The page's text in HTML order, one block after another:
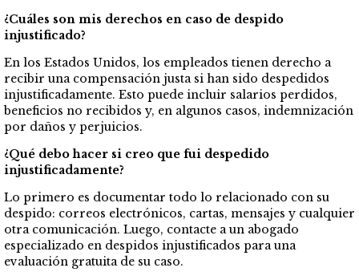
¿Cuáles son mis derechos en caso de despido
injustificado?
En los Estados Unidos, los empleados tienen derecho a
recibir una compensación justa si han sido despedidos
injustificadamente. Esto puede incluir salarios perdidos,
beneficios no recibidos y, en algunos casos, indemnización
por daños y perjuicios.
¿Qué debo hacer si creo que fui despedido
injustificadamente?
Lo primero es documentar todo lo relacionado con su
despido: correos electrónicos, cartas, mensajes y cualquier
otra comunicación. Luego, contacte a un abogado
especializado en despidos injustificados para una
evaluación gratuita de su caso.